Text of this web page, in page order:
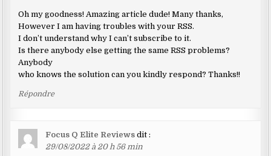
Oh my goodness! Amazing article dude! Many thanks,
However I am having troubles with your RSS.
I don’t understand why I can’t subscribe to it.
Is there anybody else getting the same RSS problems?
Anybody
who knows the solution can you kindly respond? Thanks!!
Répondre
Focus Q Elite Reviews dit :
29/08/2022 à 20 h 56 min